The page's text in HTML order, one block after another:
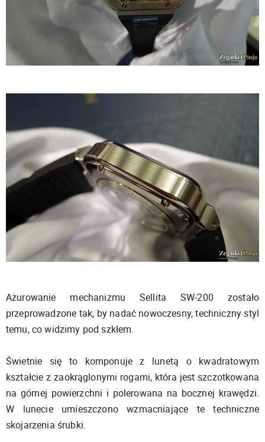
Ażurowanie mechanizmu Sellita SW-200 zostało
przeprowadzone tak, by nadać nowoczesny, techniczny styl
temu, co widzimy pod szkłem.
Świetnie się to komponuje z lunetą o kwadratowym
kształcie z zaokrąglonymi rogami, która jest szczotkowana
na górnej powierzchni i polerowana na bocznej krawędzi.
W lunecie umieszczono wzmacniające te techniczne
skojarzenia śrubki.